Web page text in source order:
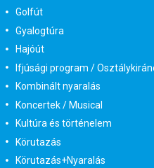
Golfút
Gyalogtúra
Hajóút
Ifjúsági program /
Kombinált nyaralás
Koncertek / Musical
Kultúra és történelem
Körutazás
Körutazás+Nyaralás